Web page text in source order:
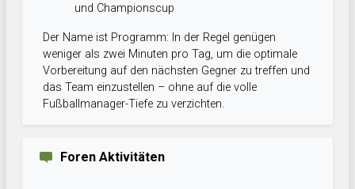
und Championscup
Der Name ist Programm: In der Regel genügen
weniger als zwei Minuten pro Tag, um die optimale
Vorbereitung auf den nächsten Gegner zu treffen und
das Team einzustellen – ohne auf die volle
Fußballmanager-Tiefe zu verzichten.
Foren Aktivitäten